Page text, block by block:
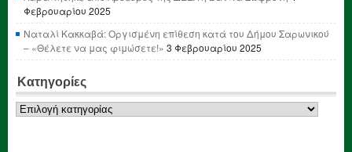
Φεβρουαρίου 2025
Ναταλί Κακκαβά: Οργισμένη επίθεση κατά του Δήμου Σαρωνικού
– «Θέλετε να μας φιμώσετε!» 3 Φεβρουαρίου 2025
Κατηγορίες
Κατηγορίες